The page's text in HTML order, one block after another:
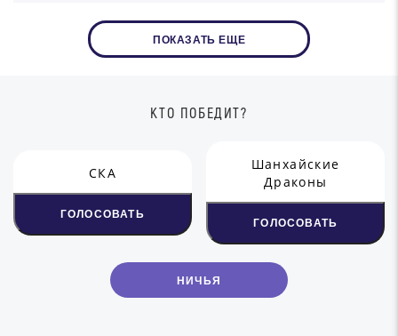
ПОКАЗАТЬ ЕЩЕ
КТО ПОБЕДИТ?
СКА
ГОЛОСОВАТЬ
НИЧЬЯ
Шанхайские
Драконы
ГОЛОСОВАТЬ